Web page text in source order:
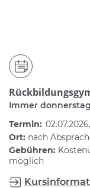
Immer
Termin:
Ort: nach
Gebühren:
möglich